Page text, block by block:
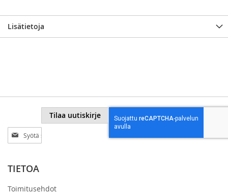
Lisätietoja
Tilaa
uutiskirjeemme:
Tilaa uutiskirje
TIETOA
Toimitusehdot